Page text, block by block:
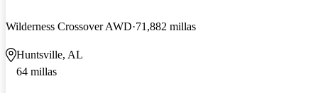
Wilderness Crossover AWD 71,882 millas
Huntsville, AL
64 millas